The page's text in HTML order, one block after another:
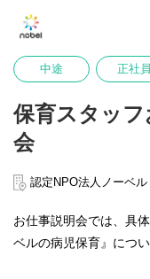
中途 正社員
保育スタッフ
会
認定NPO法人ノーベル
お仕事説明会では、具
ベルの病児保育』につ